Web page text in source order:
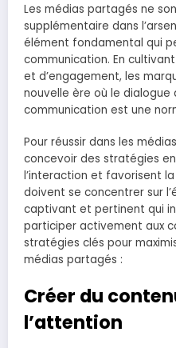
Les médias partagés ne
supplémentaire dans
élément fondamental qui
communication. En
et d’engagement, les
nouvelle ère où le dialogue
communication est une
Pour réussir dans les
concevoir des stratégies
l’interaction et favorisent
doivent se concentrer sur
captivant et pertinent qui
participer activement aux
stratégies clés pour
médias partagés :
Créer du
l’attention